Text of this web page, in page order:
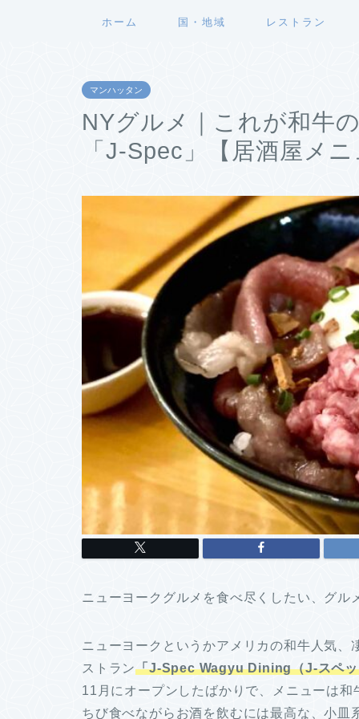
ホーム 国・地域 レストラン
マンハッタン
NYグルメ｜これが和牛
「J-Spec」【居酒屋メ
ニューヨークグルメを食べ尽くしたい、グル
ニューヨークというかアメリカの和牛人気
ストラン「J-Spec Wagyu Dining（J-スペッ
11月にオープンしたばかりで、メニューは
ちび食べながらお酒を飲むには最高な、小